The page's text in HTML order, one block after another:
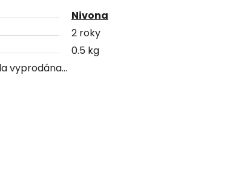
Nivona
2 roky
0.5 kg
vyprodána…